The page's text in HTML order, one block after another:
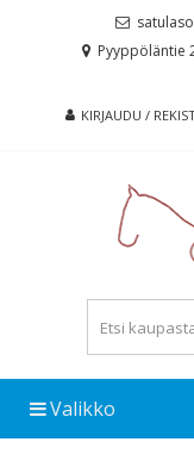
Pyyppöläntie
KIRJAUDU /
Valikko